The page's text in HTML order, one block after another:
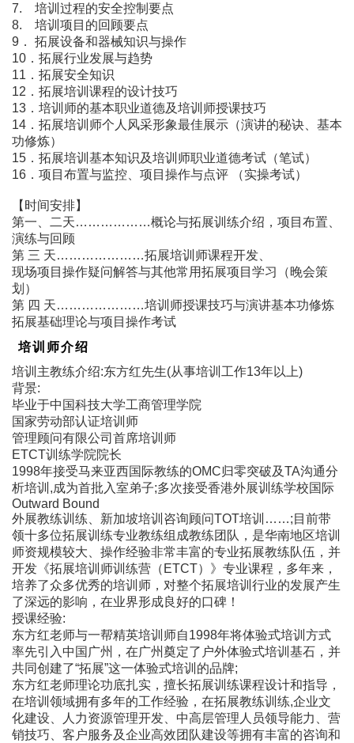
7. 培训过程的安全控制要点
8. 培训项目的回顾要点
9． 拓展设备和器械知识与操作
10．拓展行业发展与趋势
11．拓展安全知识
12．拓展培训课程的设计技巧
13．培训师的基本职业道德及培训师授课技巧
14．拓展培训师个人风采形象最佳展示（演讲的秘诀、基本
功修炼）
15．拓展培训基本知识及培训师职业道德考试（笔试）
16．项目布置与监控、项目操作与点评 （实操考试）
【时间安排】
第一、二天………………概论与拓展训练介绍，项目布置、
演练与回顾
第 三 天…………………拓展培训师课程开发、
现场项目操作疑问解答与其他常用拓展项目学习（晚会策
划）
第 四 天…………………培训师授课技巧与演讲基本功修炼
拓展基础理论与项目操作考试
培训师介绍
培训主教练介绍:东方红先生(从事培训工作13年以上)
背景:
毕业于中国科技大学工商管理学院
国家劳动部认证培训师
管理顾问有限公司首席培训师
ETCT训练学院院长
1998年接受马来亚西国际教练的OMC归零突破及TA沟通分
析培训,成为首批入室弟子;多次接受香港外展训练学校国际
Outward Bound
外展教练训练、新加坡培训咨询顾问TOT培训……;目前带
领十多位拓展训练专业教练组成教练团队，是华南地区培训
师资规模较大、操作经验非常丰富的专业拓展教练队伍，并
开发《拓展培训师训练营（ETCT）》专业课程，多年来，
培养了众多优秀的培训师，对整个拓展培训行业的发展产生
了深远的影响，在业界形成良好的口碑！
授课经验:
东方红老师与一帮精英培训师自1998年将体验式培训方式
率先引入中国广州，在广州奠定了户外体验式培训基石，并
共同创建了“拓展”这一体验式培训的品牌;
东方红老师理论功底扎实，擅长拓展训练课程设计和指导，
在培训领域拥有多年的工作经验，在拓展教练训练,企业文
化建设、人力资源管理开发、中高层管理人员领导能力、营
销技巧、客户服务及企业高效团队建设等拥有丰富的咨询和